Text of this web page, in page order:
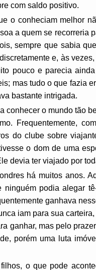
com saldo positivo.
o conheciam melhor
a quem se recorreria
sempre que sabia
e, às
pouco e parecia
mas tudo o que fazia
bastante intrigada.
conhecer o mundo tão
Frequentemente,
do clube sobre
o dom de uma
devia ter viajado por
há muitos anos.
podia alegar
ganhava
iam para sua
ganhar, mas pelo
porém uma luta
o que pode